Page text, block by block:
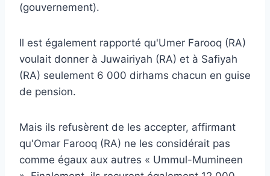
(gouvernement).
Il est également rapporté qu'Umer Farooq (RA)
voulait donner à Juwairiyah (RA) et à Safiyah
(RA) seulement 6 000 dirhams chacun en guise
de pension.
Mais ils refusèrent de les accepter, affirmant
qu'Omar Farooq (RA) ne les considérait pas
comme égaux aux autres « Ummul-Mumineen